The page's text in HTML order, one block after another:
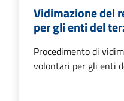
Vidimazione del
per gli enti del
Procedimento di
volontari per gli enti